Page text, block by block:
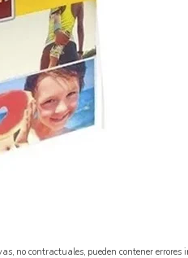
no contractuales, pueden contener